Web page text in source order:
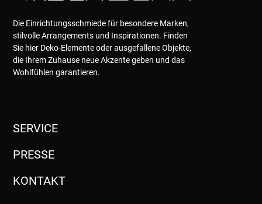
Die Einrichtungsschmiede für besondere Marken,
stilvolle Arrangements und Inspirationen. Finden
Sie hier Deko-Elemente oder ausgefallene Objekte,
die Ihrem Zuhause neue Akzente geben und das
Wohlfühlen garantieren.
SERVICE
PRESSE
KONTAKT